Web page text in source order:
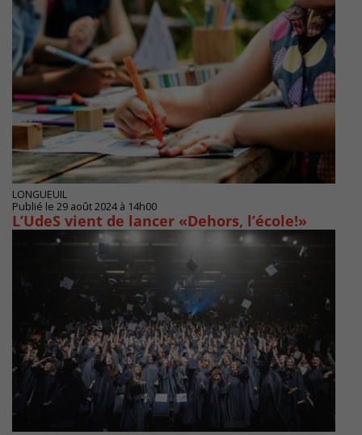
LONGUEUIL
Publié le 29 août 2024 à 14h00
L’UdeS vient de lancer «Dehors, l’école!»